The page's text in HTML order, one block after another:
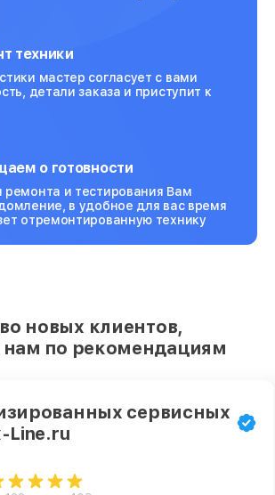
техники
мастер согласует с вами
детали заказа и приступит к
о готовности
ремонта и тестирования Вам
в удобное для вас время
отремонтированную технику
новых клиентов,
нам по рекомендациям
сервисных
Line.ru